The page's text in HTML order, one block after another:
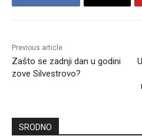
Previous article
Zašto se zadnji dan u godini
zove Silvestrovo?
SRODNO